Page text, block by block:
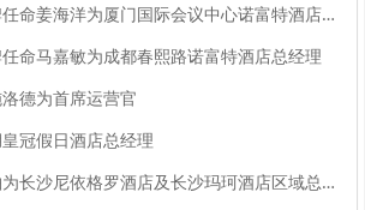
华住集团诺富特品牌任命姜海洋为厦门国际会议中心诺富特酒店总经理
命马嘉敏为成都春熙路诺富特酒店总经理
德为首席运营官
冠假日酒店总经理
九龙仓酒店任命包铂为长沙尼依格罗酒店及长沙玛珂酒店区域总经理